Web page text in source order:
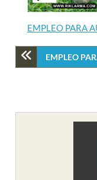
EMPLEO PARA
EMPLEO